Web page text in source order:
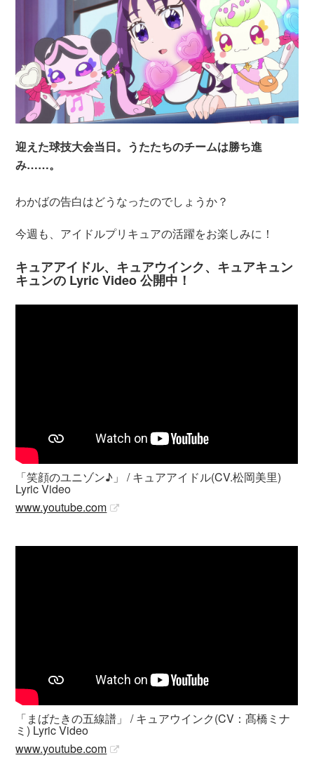
迎えた球技大会当日。うたたちのチームは勝ち進
み……。
わかばの告白はどうなったのでしょうか？
今週も、アイドルプリキュアの活躍をお楽しみに！
キュアアイドル、キュアウインク、キュアキュン
キュンの Lyric Video 公開中！
「笑顔のユニゾン♪」 / キュアアイドル(CV.松岡美里)
Lyric Video
www.youtube.com
「まばたきの五線譜」 / キュアウインク(CV：髙橋ミナ
ミ) Lyric Video
www.youtube.com